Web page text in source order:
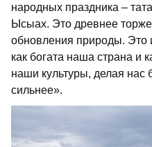
народных праздника –
Ысыах. Это древнее
обновления природы. Это
как богата наша страна и
наши культуры, делая нас
сильнее».